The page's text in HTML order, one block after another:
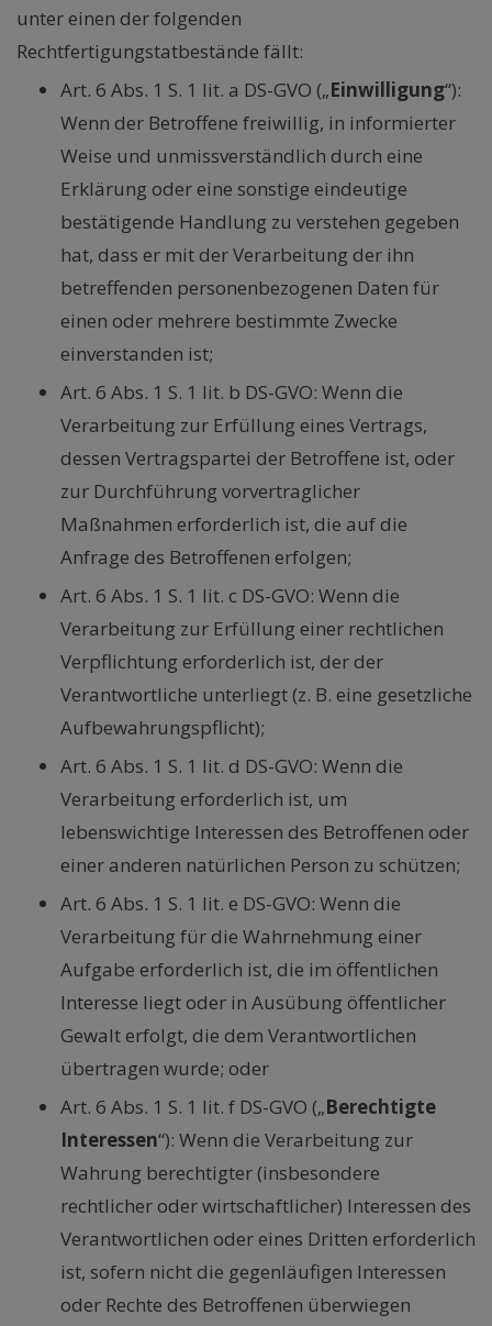
unter einen der folgenden
Rechtfertigungstatbestände fällt:
Art. 6 Abs. 1 S. 1 lit. a DS-GVO („Einwilligung“):
Wenn der Betroffene freiwillig, in informierter
Weise und unmissverständlich durch eine
Erklärung oder eine sonstige eindeutige
bestätigende Handlung zu verstehen gegeben
hat, dass er mit der Verarbeitung der ihn
betreffenden personenbezogenen Daten für
einen oder mehrere bestimmte Zwecke
einverstanden ist;
Art. 6 Abs. 1 S. 1 lit. b DS-GVO: Wenn die
Verarbeitung zur Erfüllung eines Vertrags,
dessen Vertragspartei der Betroffene ist, oder
zur Durchführung vorvertraglicher
Maßnahmen erforderlich ist, die auf die
Anfrage des Betroffenen erfolgen;
Art. 6 Abs. 1 S. 1 lit. c DS-GVO: Wenn die
Verarbeitung zur Erfüllung einer rechtlichen
Verpflichtung erforderlich ist, der der
Verantwortliche unterliegt (z. B. eine gesetzliche
Aufbewahrungspflicht);
Art. 6 Abs. 1 S. 1 lit. d DS-GVO: Wenn die
Verarbeitung erforderlich ist, um
lebenswichtige Interessen des Betroffenen oder
einer anderen natürlichen Person zu schützen;
Art. 6 Abs. 1 S. 1 lit. e DS-GVO: Wenn die
Verarbeitung für die Wahrnehmung einer
Aufgabe erforderlich ist, die im öffentlichen
Interesse liegt oder in Ausübung öffentlicher
Gewalt erfolgt, die dem Verantwortlichen
übertragen wurde; oder
Art. 6 Abs. 1 S. 1 lit. f DS-GVO („Berechtigte
Interessen“): Wenn die Verarbeitung zur
Wahrung berechtigter (insbesondere
rechtlicher oder wirtschaftlicher) Interessen des
Verantwortlichen oder eines Dritten erforderlich
ist, sofern nicht die gegenläufigen Interessen
oder Rechte des Betroffenen überwiegen